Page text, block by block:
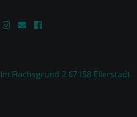
Im Flachsgrund 2 67158 Ellerstadt